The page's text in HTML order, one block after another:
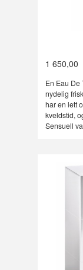
1 650,00
En Eau De
nydelig
har en lett
kveldstid,
Sensuell